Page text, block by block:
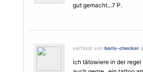
gut gemacht...7 P.
verfasst von boris-checker
ich tätowiere in der